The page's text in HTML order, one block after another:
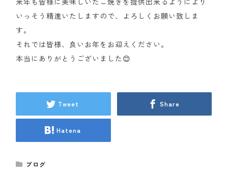
いっそう精進いたしますので、よろしくお願い致しま
す。
それでは皆様、良いお年をお迎えください。
本当にありがとうございました😊
Tweet Share
Hatena
ブログ